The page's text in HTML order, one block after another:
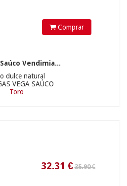
Comprar
Vendimia...
dulce natural
VEGA SAÚCO
Toro